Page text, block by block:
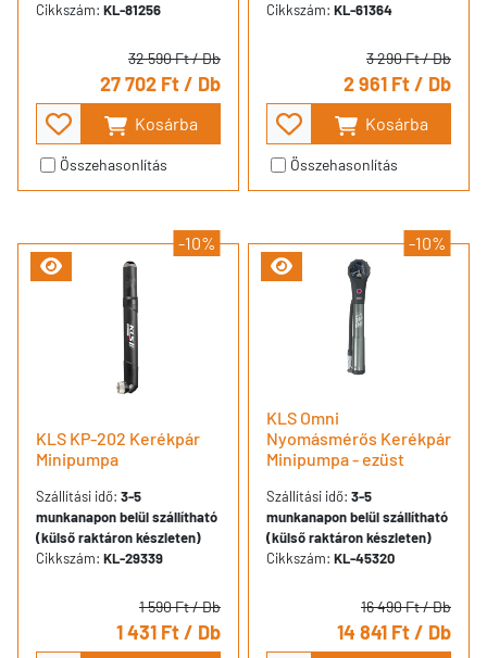
Cikkszám: KL-81256
32 590 Ft/ Db
27 702 Ft/ Db
Kosárba
Összehasonlítás
Cikkszám: KL-61364
3 290 Ft/ Db
2 961 Ft/ Db
Kosárba
Összehasonlítás
-10%
KLS KP-202 Kerékpár
Minipumpa
Szállítási idő: 3-5
munkanapon belül szállítható
(külső raktáron készleten)
Cikkszám: KL-29339
1 590 Ft/ Db
1 431 Ft/ Db
-10%
KLS Omni
Nyomásmérős Kerékpár
Minipumpa - ezüst
Szállítási idő: 3-5
munkanapon belül szállítható
(külső raktáron készleten)
Cikkszám: KL-45320
16 490 Ft/ Db
14 841 Ft/ Db